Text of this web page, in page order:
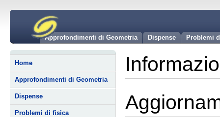
Problemi
Dispense
Approfondimenti di Geometria
Home
Approfondimenti di Geometria
Dispense
Problemi di fisica